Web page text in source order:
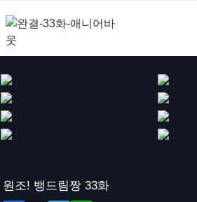
원조! 뱅드림짱 33화